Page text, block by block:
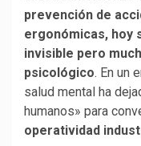
prevención de
ergonómicas, hoy
invisible pero
psicológico. En un
salud mental ha
humanos» para
operatividad